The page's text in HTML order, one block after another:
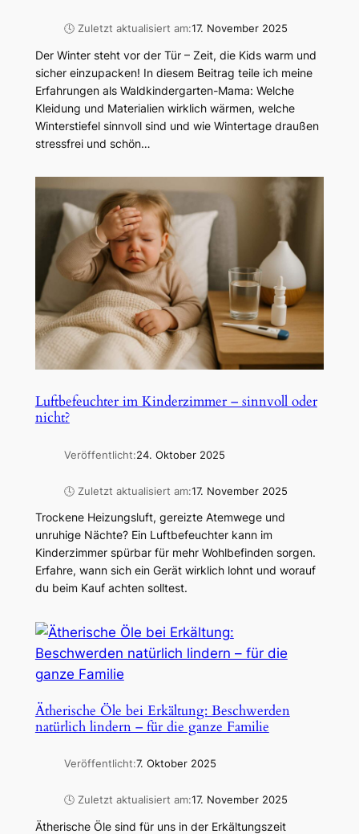
🕓 Zuletzt aktualisiert am:17. November 2025
Der Winter steht vor der Tür – Zeit, die Kids warm und
sicher einzupacken! In diesem Beitrag teile ich meine
Erfahrungen als Waldkindergarten-Mama: Welche
Kleidung und Materialien wirklich wärmen, welche
Winterstiefel sinnvoll sind und wie Wintertage draußen
stressfrei und schön…
Luftbefeuchter im Kinderzimmer – sinnvoll oder
nicht?
Veröffentlicht:24. Oktober 2025
🕓 Zuletzt aktualisiert am:17. November 2025
Trockene Heizungsluft, gereizte Atemwege und
unruhige Nächte? Ein Luftbefeuchter kann im
Kinderzimmer spürbar für mehr Wohlbefinden sorgen.
Erfahre, wann sich ein Gerät wirklich lohnt und worauf
du beim Kauf achten solltest.
Ätherische Öle bei Erkältung: Beschwerden
natürlich lindern – für die ganze Familie
Veröffentlicht:7. Oktober 2025
🕓 Zuletzt aktualisiert am:17. November 2025
Ätherische Öle sind für uns in der Erkältungszeit